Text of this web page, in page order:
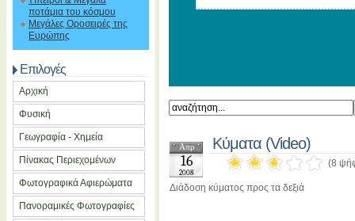
ποτάμια του κόσμου
Μεγάλες Οροσειρές της
Ευρώπης
Επιλογές
Αρχική
Φυσική
Γεωγραφία - Χημεία
Πίνακας Περιεχομένων
Φωτογραφικά Αφιερώματα
Πανοραμικές Φωτογραφίες
Απρ
16
2008
Κύματα (Video)
(8
Διάδοση κύματος προς τα δεξιά